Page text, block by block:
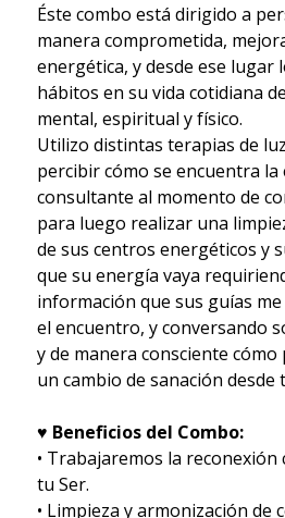
Éste combo está dirigido a
manera comprometida,
energética, y desde ese lugar
hábitos en su vida cotidiana
mental, espiritual y físico.
Utilizo distintas terapias de
percibir cómo se encuentra la
consultante al momento de
para luego realizar una
de sus centros energéticos y
que su energía vaya
información que sus guías
el encuentro, y conversando
y de manera consciente
un cambio de sanación desde
♥ Beneficios del Combo:
• Trabajaremos la
tu Ser.
• Limpieza y armonización de